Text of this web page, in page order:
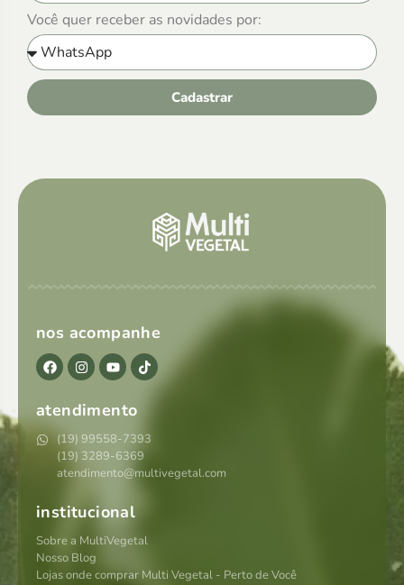
Você quer receber as novidades por:
Cadastrar
nos acompanhe
atendimento
(19) 99558-7393
(19) 3289-6369
atendimento@multivegetal.com
institucional
Sobre a MultiVegetal
Nosso Blog
Lojas onde comprar Multi Vegetal - Perto de Você